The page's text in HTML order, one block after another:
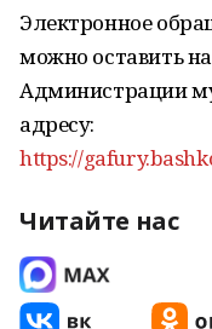
Электронное
можно оставить
Администрации
адресу:
https://
Читайте нас